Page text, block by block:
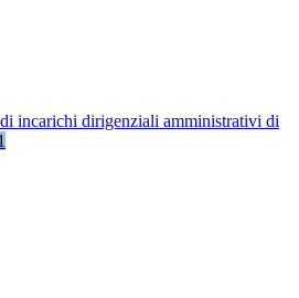
incarichi dirigenziali amministrativi di